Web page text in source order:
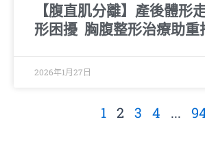
【腹直肌分離】產後體形
形困擾 胸腹整形治療助重
2026年1月27日
1 2 3 4 ...